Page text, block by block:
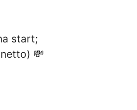
start;
💸